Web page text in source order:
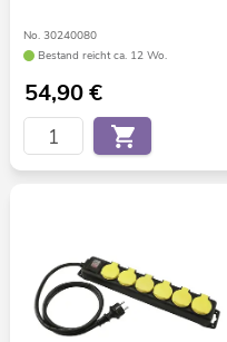
No. 30240080
Bestand reicht ca. 12 Wo.
54,90€